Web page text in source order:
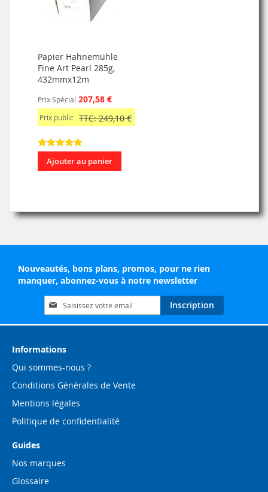
Papier Hahnemühle
Fine Art Pearl 285g,
432mmx12m
Prix Spécial 207,58 €
Prix public TTC: 249,10 €
Ajouter au panier
Nouveautés, bons plans, promos, pour ne rien
manquer, abonnez-vous à notre newsletter
Inscription
à
notre
d’information
Inscription
Informations
Qui sommes-nous ?
Conditions Générales de Vente
Mentions légales
Politique de confidentialité
Guides
Nos marques
Glossaire